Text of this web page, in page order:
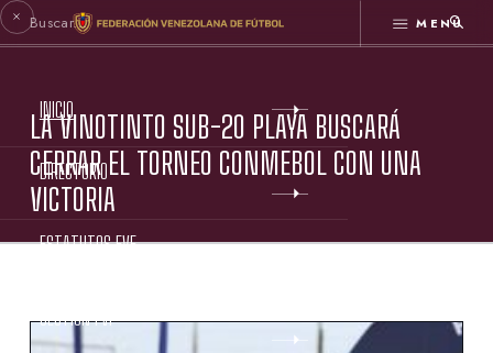
MENÚ
INICIO
DIRECTORIO
ESTATUTOS FVF
GESTIÓN FVF
LA VINOTINTO SUB-20 PLAYA BUSCARÁ
CERRAR EL TORNEO CONMEBOL CON UNA
VICTORIA